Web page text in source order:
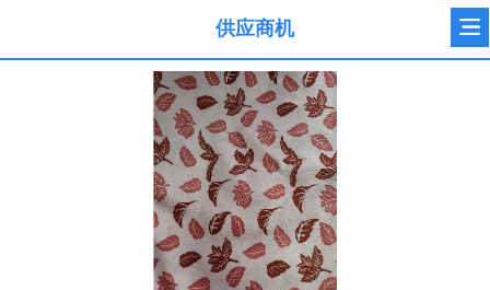
供应商机